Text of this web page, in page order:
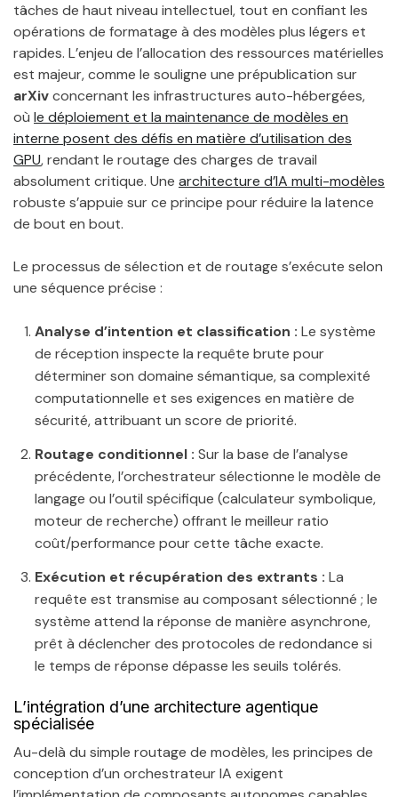
tâches de haut niveau intellectuel, tout en confiant les
opérations de formatage à des modèles plus légers et
rapides. L’enjeu de l’allocation des ressources matérielles
est majeur, comme le souligne une prépublication sur
arXivconcernant les infrastructures auto-hébergées,
où le déploiement et la maintenance de modèles en
interne posent des défis en matière d’utilisation des
GPU, rendant le routage des charges de travail
absolument critique. Une architecture d’IA multi-modèles
robuste s’appuie sur ce principe pour réduire la latence
de bout en bout.
Le processus de sélection et de routage s’exécute selon
une séquence précise :
Analyse d’intention et classification : Le système
de réception inspecte la requête brute pour
déterminer son domaine sémantique, sa complexité
computationnelle et ses exigences en matière de
sécurité, attribuant un score de priorité.
Routage conditionnel : Sur la base de l’analyse
précédente, l’orchestrateur sélectionne le modèle de
langage ou l’outil spécifique (calculateur symbolique,
moteur de recherche) offrant le meilleur ratio
coût/performance pour cette tâche exacte.
Exécution et récupération des extrants : La
requête est transmise au composant sélectionné ; le
système attend la réponse de manière asynchrone,
prêt à déclencher des protocoles de redondance si
le temps de réponse dépasse les seuils tolérés.
L’intégration d’une architecture agentique
spécialisée
Au-delà du simple routage de modèles, les principes de
conception d’un orchestrateur IA exigent